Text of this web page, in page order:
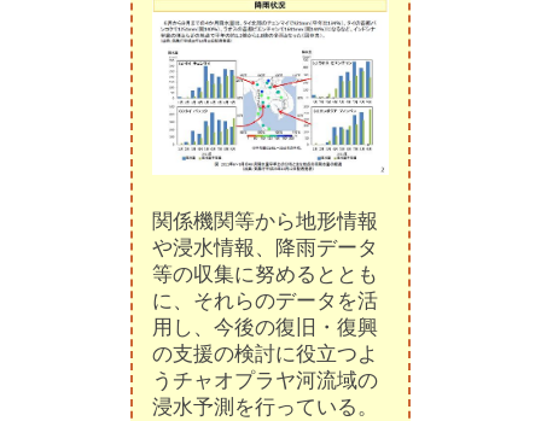
関係機関等から地形情報
や浸水情報、降雨データ
等の収集に努めるととも
に、それらのデータを活
用し、今後の復旧・復興
の支援の検討に役立つよ
うチャオプラヤ河流域の
浸水予測を行っている。